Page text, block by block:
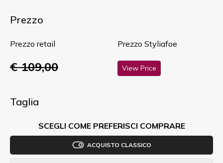
Prezzo
Prezzo retail
€ 109,00
Prezzo Styliafoe
View Price
Taglia
SCEGLI COME PREFERISCI COMPRARE
ACQUISTO CLASSICO